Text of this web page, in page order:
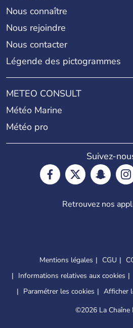
Nous connaître
Nous rejoindre
Nous contacter
Légende des pictogrammes
METEO CONSULT
Météo Marine
Météo pro
Suivez-
Retrouvez nos
Mentions légales CGU
Informations relatives aux cookies
Paramétrer les cookies
Afficher
©2026 La Chaîne